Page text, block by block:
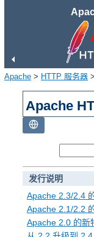
Apache > HTTP 服务器 >
Apache
发行说明
Apache 2.3/2.4
Apache 2.1/2.2
Apache 2.0 的新